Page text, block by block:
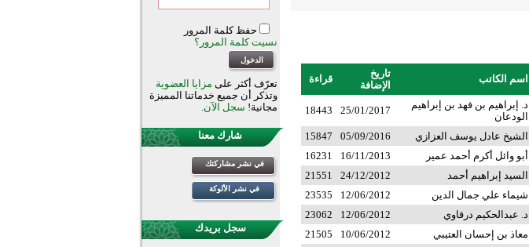
اسم الكاتب
تاريخ
الإضافة
قراءة
د. إبراهيم بن فهد بن إبراهيم
الودعان
25/01/2017
18443
الشيخ عادل يوسف العزازي 05/09/2016
15847
أبو وائل أكرم أحمد عمير 16/11/2013
16231
السيد إبراهيم أحمد 24/12/2012
21551
شيماء علي جمال الدين 12/06/2012
23535
د. عبدالحكيم درقاوي 12/06/2012
23062
معاذ بن إحسان العتيبي 10/06/2012
21505
حفظ كلمة المرور
نسيت كلمة المرور؟
تعرّف أكثر على مزايا العضوية
وتذكر أن جميع خدماتنا المميزة
مجانية! سجل الآن.
شارك معنا
في نشر مشاركتك
في نشر الألوكة
سجل بريدك